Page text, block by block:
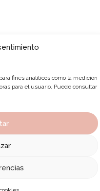
fines analíticos como la medición
para el usuario. Puede consultar